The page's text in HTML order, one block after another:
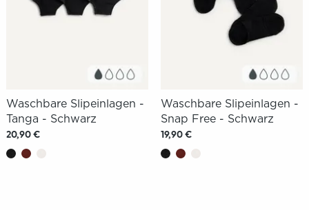
Waschbare Slipeinlagen -
Tanga - Schwarz
20,90 €
Waschbare Slipeinlagen -
Snap Free - Schwarz
19,90 €